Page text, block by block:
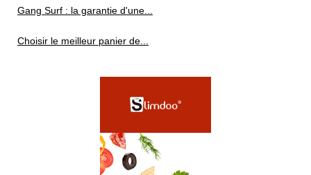
Gang Surf : la garantie d'une...
Choisir le meilleur panier de...